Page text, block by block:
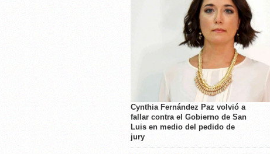
Cynthia Fernández Paz volvió a
fallar contra el Gobierno de San
Luis en medio del pedido de
jury